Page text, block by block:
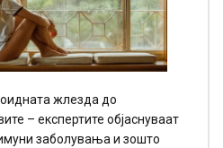
жлезда до
– експертите објаснуваат
заболувања и зошто